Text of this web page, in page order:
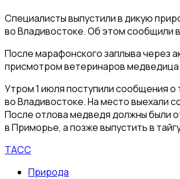
Специалисты выпустили в дикую
во Владивостоке. Об этом сообщили
После марафонского заплыва через
присмотром ветеринаров медведица
Утром 1 июля поступили сообщения
во Владивостоке. На место выехали
После отлова медведя должны были
в Приморье, а позже выпустить в
ТАСС
Природа